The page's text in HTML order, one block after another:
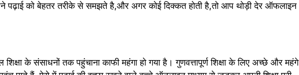
पढ़ाई को बेहतर तरीके से समझते है,और अगर कोई दिक्कत होती है,तो आप थोड़ी देर ऑफलाइन
के संसाधनों तक पहुंचाना काफी महंगा हो गया है। गुणवत्तापूर्ण शिक्षा के लिए अच्छे और महंगे